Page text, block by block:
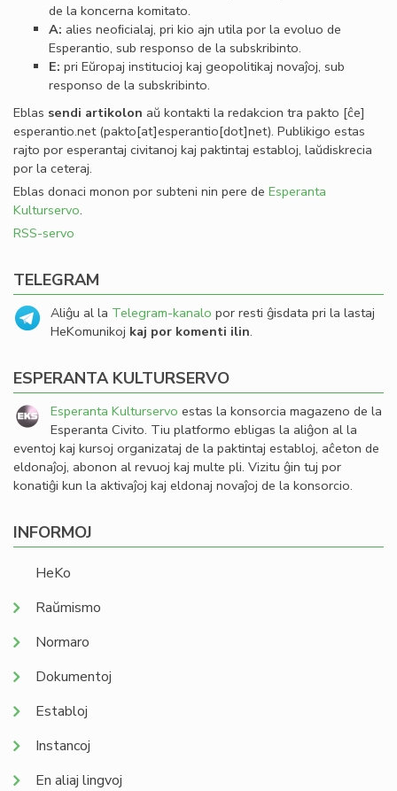
de la koncerna komitato.
A: alies neoﬁcialaj, pri kio ajn utila por la evoluo de
Esperantio, sub responso de la subskribinto.
E: pri Eŭropaj institucioj kaj geopolitikaj novaĵoj, sub
responso de la subskribinto.
Eblas sendi artikolon aŭ kontakti la redakcion tra pakto [ĉe]
esperantio.net(pakto[at]esperantio[dot]net). Publikigo estas
rajto por esperantaj civitanoj kaj paktintaj establoj, laŭdiskrecia
por la ceteraj.
Eblas donaci monon por subteni nin pere de Esperanta
Kulturservo.
RSS-servo
TELEGRAM
Aliĝu al la Telegram-kanalo por resti ĝisdata pri la lastaj
HeKomunikoj kaj por komenti ilin.
ESPERANTA KULTURSERVO
Esperanta Kulturservo estas la konsorcia magazeno de la
Esperanta Civito. Tiu platformo ebligas la aliĝon al la
eventoj kaj kursoj organizataj de la paktintaj establoj, aĉeton de
eldonaĵoj, abonon al revuoj kaj multe pli. Vizitu ĝin tuj por
konatiĝi kun la aktivaĵoj kaj eldonaj novaĵoj de la konsorcio.
INFORMOJ
HeKo
Raŭmismo
Normaro
Dokumentoj
Establoj
Instancoj
En aliaj lingvoj